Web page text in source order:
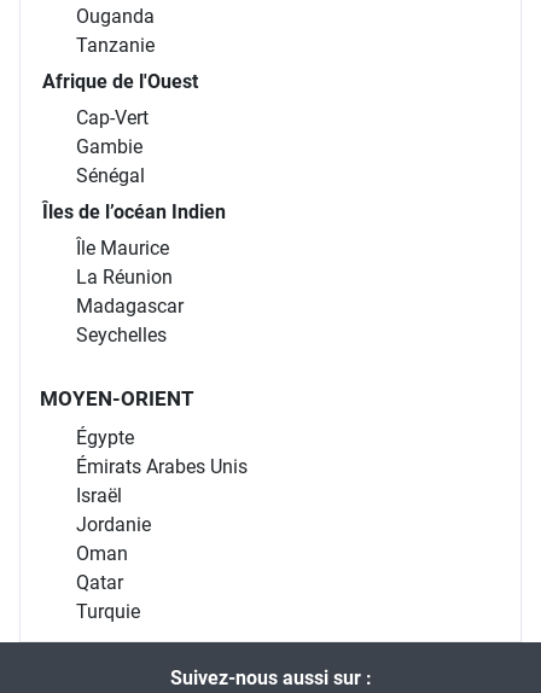
Ouganda
Tanzanie
Afrique de l'Ouest
Cap-Vert
Gambie
Sénégal
Îles de l’océan Indien
Île Maurice
La Réunion
Madagascar
Seychelles
MOYEN-ORIENT
Égypte
Émirats Arabes Unis
Israël
Jordanie
Oman
Qatar
Turquie
Suivez-nous aussi sur :